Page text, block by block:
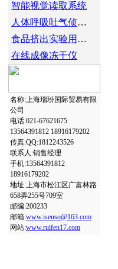
智能视觉读取系统
人体呼吸吐气侦测仪器
食品挤出实验用双螺杆挤出机和驱动装置
在线成像冻干仪
名称:上海瑞玢国际贸易有限
公司
电话:021-67621675
13564391812 18916179202
传真:QQ:1812243526
联系人:销售经理
手机:13564391812
18916179202
地址:上海市松江区广富林路
658弄255号709室
邮编:200233
邮箱:www.isenso@163.com
网站:www.ruifen17.com